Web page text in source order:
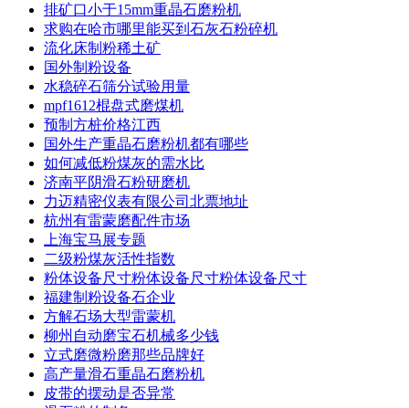
排矿口小于15mm重晶石磨粉机
求购在哈市哪里能买到石灰石粉碎机
流化床制粉稀土矿
国外制粉设备
水稳碎石筛分试验用量
mpf1612棍盘式磨煤机
预制方桩价格江西
国外生产重晶石磨粉机都有哪些
如何减低粉煤灰的需水比
济南平阴滑石粉研磨机
力迈精密仪表有限公司北票地址
杭州有雷蒙磨配件市场
上海宝马展专题
二级粉煤灰活性指数
粉体设备尺寸粉体设备尺寸粉体设备尺寸
福建制粉设备石企业
方解石场大型雷蒙机
柳州自动磨宝石机械多少钱
立式磨微粉磨那些品牌好
高产量滑石重晶石磨粉机
皮带的摆动是否异常